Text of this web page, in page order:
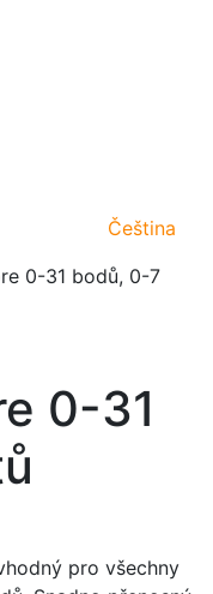
Čeština
0-31 bodů, 0-7
0-31
pro všechny